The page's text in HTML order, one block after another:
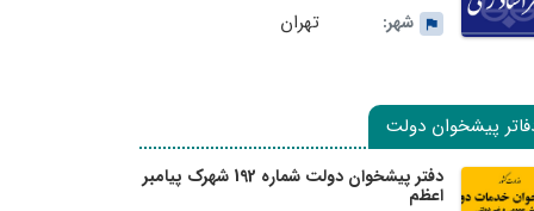
شهر: تهران
پیشخوان دولت
دفتر پیشخوان دولت شماره 192 شهرک پیامبر
اعظم